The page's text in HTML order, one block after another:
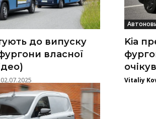
до випуску
власної
02.07.2025
Kia
Vitaliy